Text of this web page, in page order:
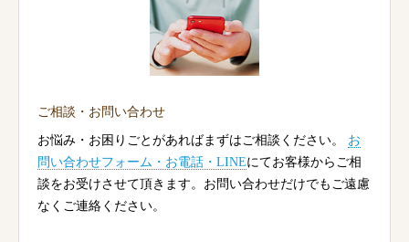
ご相談・お問い合わせ
お悩み・お困りごとがあればまずはご相談ください。 お
問い合わせフォーム・お電話・LINEにてお客様からご相
談をお受けさせて頂きます。お問い合わせだけでもご遠慮
なくご連絡ください。